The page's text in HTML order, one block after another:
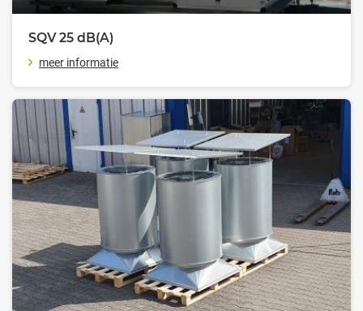
SQV 25 dB(A)
meer informatie